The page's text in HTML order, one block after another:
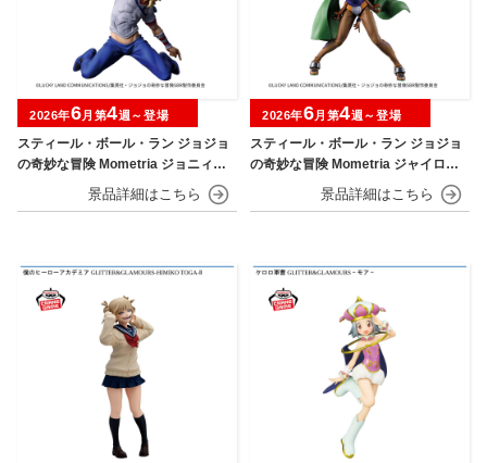
スティール・ボール・ラン ジョジョ
の奇妙な冒険 Mometria ジョニィ・
ジョースター
2026年6月第4週～登場
スティール・ボール・ラン ジョジョ
の奇妙な冒険 Mometria ジャイロ・
2026年6月第4週～登場